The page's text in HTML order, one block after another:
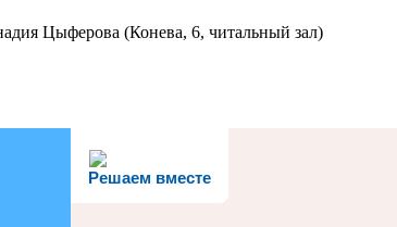
Цыферова (Конева, 6, читальный зал)
Решаем вместе